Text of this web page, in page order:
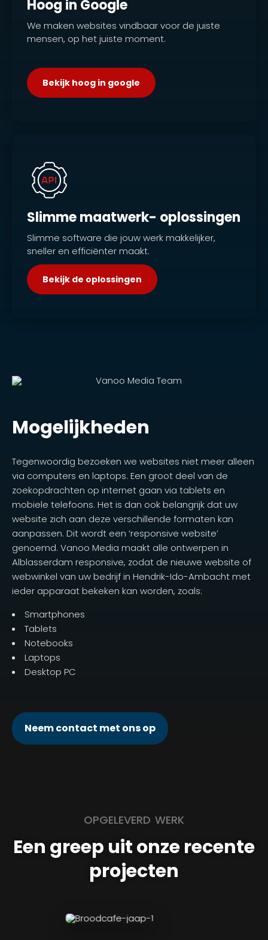
Hoog in Google
We maken websites vindbaar voor de juiste
mensen, op het juiste moment.
Bekijk hoog in google
Slimme maatwerk- oplossingen
Slimme software die jouw werk makkelijker,
sneller en efficiënter maakt.
Bekijk de oplossingen
Mogelijkheden
Tegenwoordig bezoeken we websites niet meer alleen
via computers en laptops. Een groot deel van de
zoekopdrachten op internet gaan via tablets en
mobiele telefoons. Het is dan ook belangrijk dat uw
website zich aan deze verschillende formaten kan
aanpassen. Dit wordt een ‘responsive website’
genoemd. Vanoo Media maakt alle ontwerpen in
Alblasserdam responsive, zodat de nieuwe website of
webwinkel van uw bedrijf in Hendrik-Ido-Ambacht met
ieder apparaat bekeken kan worden, zoals:
Smartphones
Tablets
Notebooks
Laptops
Desktop PC
Neem contact met ons op
OPGELEVERD WERK
Een greep uit onze recente
projecten